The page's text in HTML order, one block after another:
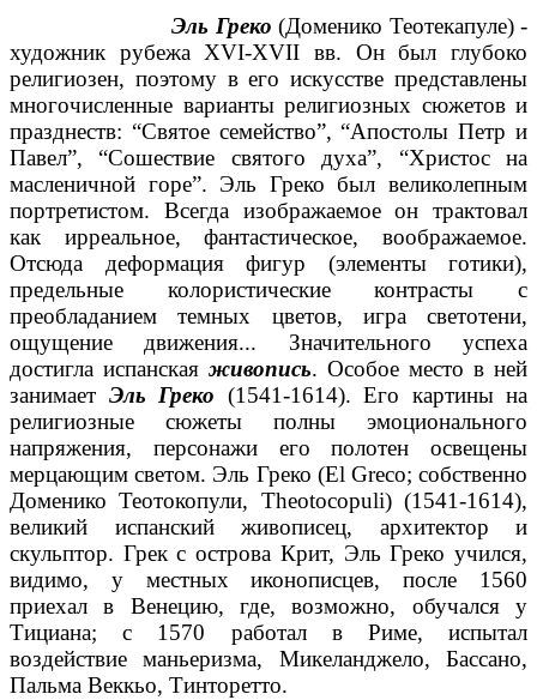
Эль Греко (Доменико Теотекапуле) -
художник рубежа XVI-XVII вв. Он был глубоко
религиозен, поэтому в его искусстве представлены
многочисленные варианты религиозных сюжетов и
празднеств: “Святое семейство”, “Апостолы Петр и
Павел”, “Сошествие святого духа”, “Христос на
масленичной горе”. Эль Греко был великолепным
портретистом. Всегда изображаемое он трактовал
как ирреальное, фантастическое, воображаемое.
Отсюда деформация фигур (элементы готики),
предельные колористические контрасты с
преобладанием темных цветов, игра светотени,
ощущение движения... Значительного успеха
достигла испанская живопись. Особое место в ней
занимает Эль Греко (1541-1614). Его картины на
религиозные сюжеты полны эмоционального
напряжения, персонажи его полотен освещены
мерцающим светом. Эль Греко (El Greco; собственно
Доменико Теотокопули, Theotocopuli) (1541-1614),
великий испанский живописец, архитектор и
скульптор. Грек с острова Крит, Эль Греко учился,
видимо, у местных иконописцев, после 1560
приехал в Венецию, где, возможно, обучался у
Тициана; с 1570 работал в Риме, испытал
воздействие маньеризма, Микеланджело, Бассано,
Пальма Веккьо, Тинторетто.